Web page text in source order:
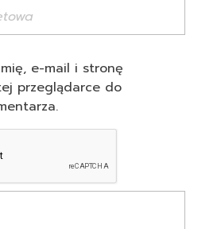
e-mail i stronę
przeglądarce do